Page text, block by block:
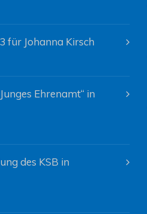
für Johanna Kirsch
Ehrenamt“ in
des KSB in